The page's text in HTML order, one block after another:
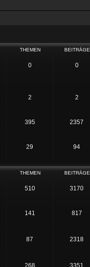
THEMEN BEITRÄGE
0 0
2 2
395 2357
29 94
THEMEN BEITRÄGE
510 3170
141 817
87 2318
268 3351